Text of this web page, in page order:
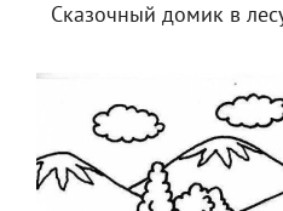
Сказочный домик в